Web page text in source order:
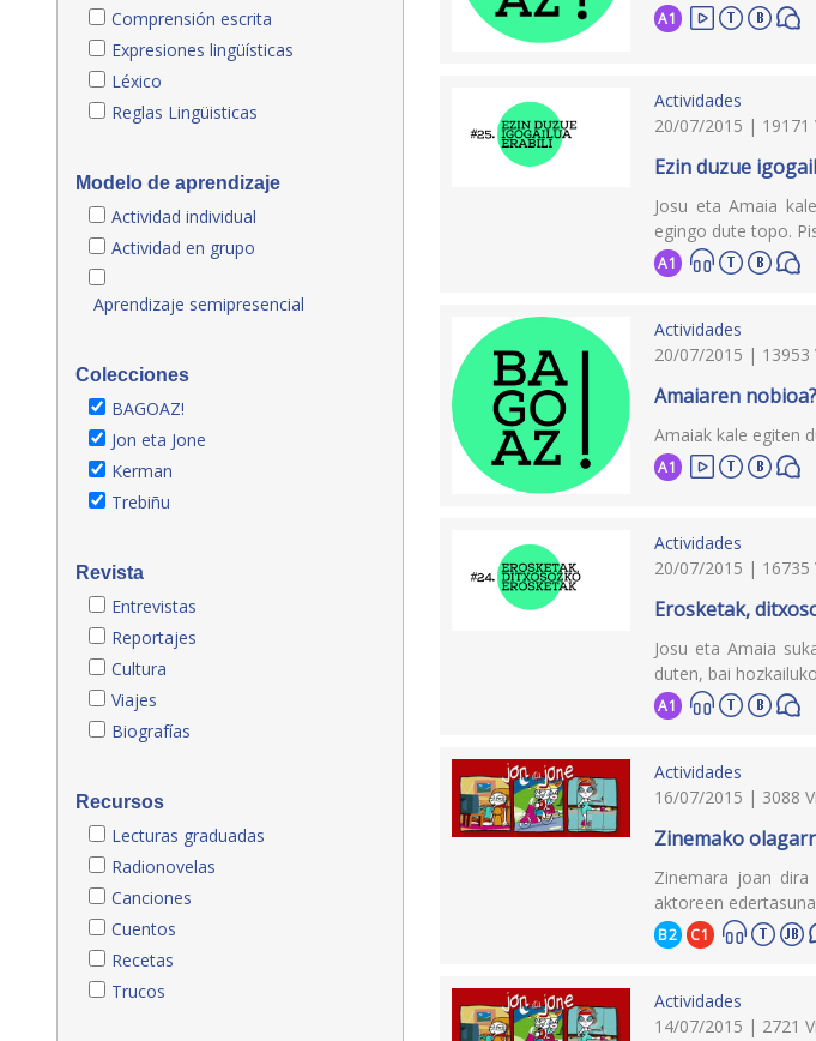
Comprensión escrita
Expresiones lingüísticas
Léxico
Reglas Lingüisticas
Modelo de aprendizaje
Actividad individual
Actividad en grupo
Aprendizaje semipresencial
Colecciones
BAGOAZ!
Jon eta Jone
Kerman
Trebiñu
Revista
Entrevistas
Reportajes
Cultura
Viajes
Biografías
Recursos
Lecturas graduadas
Radionovelas
Canciones
Cuentos
Recetas
Trucos
A1
Actividades
20/07/2015 | 19171
Ezin duzue
Josu eta Amaia
egingo dute topo.
A1
Actividades
20/07/2015 | 13953
Amaiaren
Amaiak kale egiten
A1
Actividades
20/07/2015 | 16735
Erosketak,
Josu eta Amaia
duten, bai
A1
Actividades
16/07/2015 | 3088
Zinemako
Zinemara joan
aktoreen
B2 C1
Actividades
14/07/2015 | 2721